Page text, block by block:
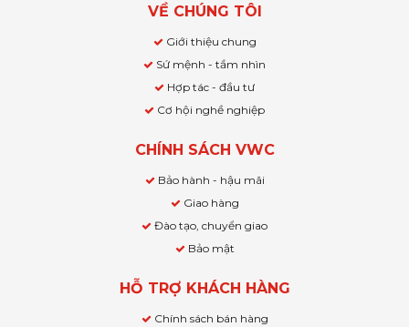
VỀ CHÚNG TÔI
Giới thiệu chung
Sứ mệnh - tầm nhìn
Hợp tác - đầu tư
Cơ hội nghề nghiệp
CHÍNH SÁCH VWC
Bảo hành - hậu mãi
Giao hàng
Đào tạo, chuyển giao
Bảo mật
HỖ TRỢ KHÁCH HÀNG
Chính sách bán hàng